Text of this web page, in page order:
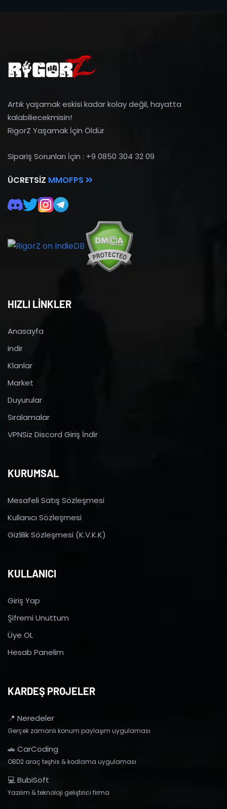
Artık yaşamak eskisi kadar kolay değil, hayatta
kalabiliecekmisin!
RigorZ Yaşamak İçin Öldür
Sipariş Sorunları İçin : +9 0850 304 32 09
ÜCRETSIZ MMOFPS
HIZLI LİNKLER
Anasayfa
indir
Klanlar
Market
Duyurular
Sıralamalar
VPNSiz Discord Giriş İndir
KURUMSAL
Mesafeli Satış Sözleşmesi
Kullanıcı Sözleşmesi
Gizlilik Sözleşmesi (K.V.K.K)
KULLANICI
Giriş Yap
Şifremi Unuttum
Üye OL
Hesab Panelim
KARDEŞ PROJELER
📍 Neredeler
Gerçek zamanlı konum paylaşım uygulaması
🚗 CarCoding
OBD2 araç teşhis & kodlama uygulaması
💻 BubiSoft
Yazılım & teknoloji geliştirici firma